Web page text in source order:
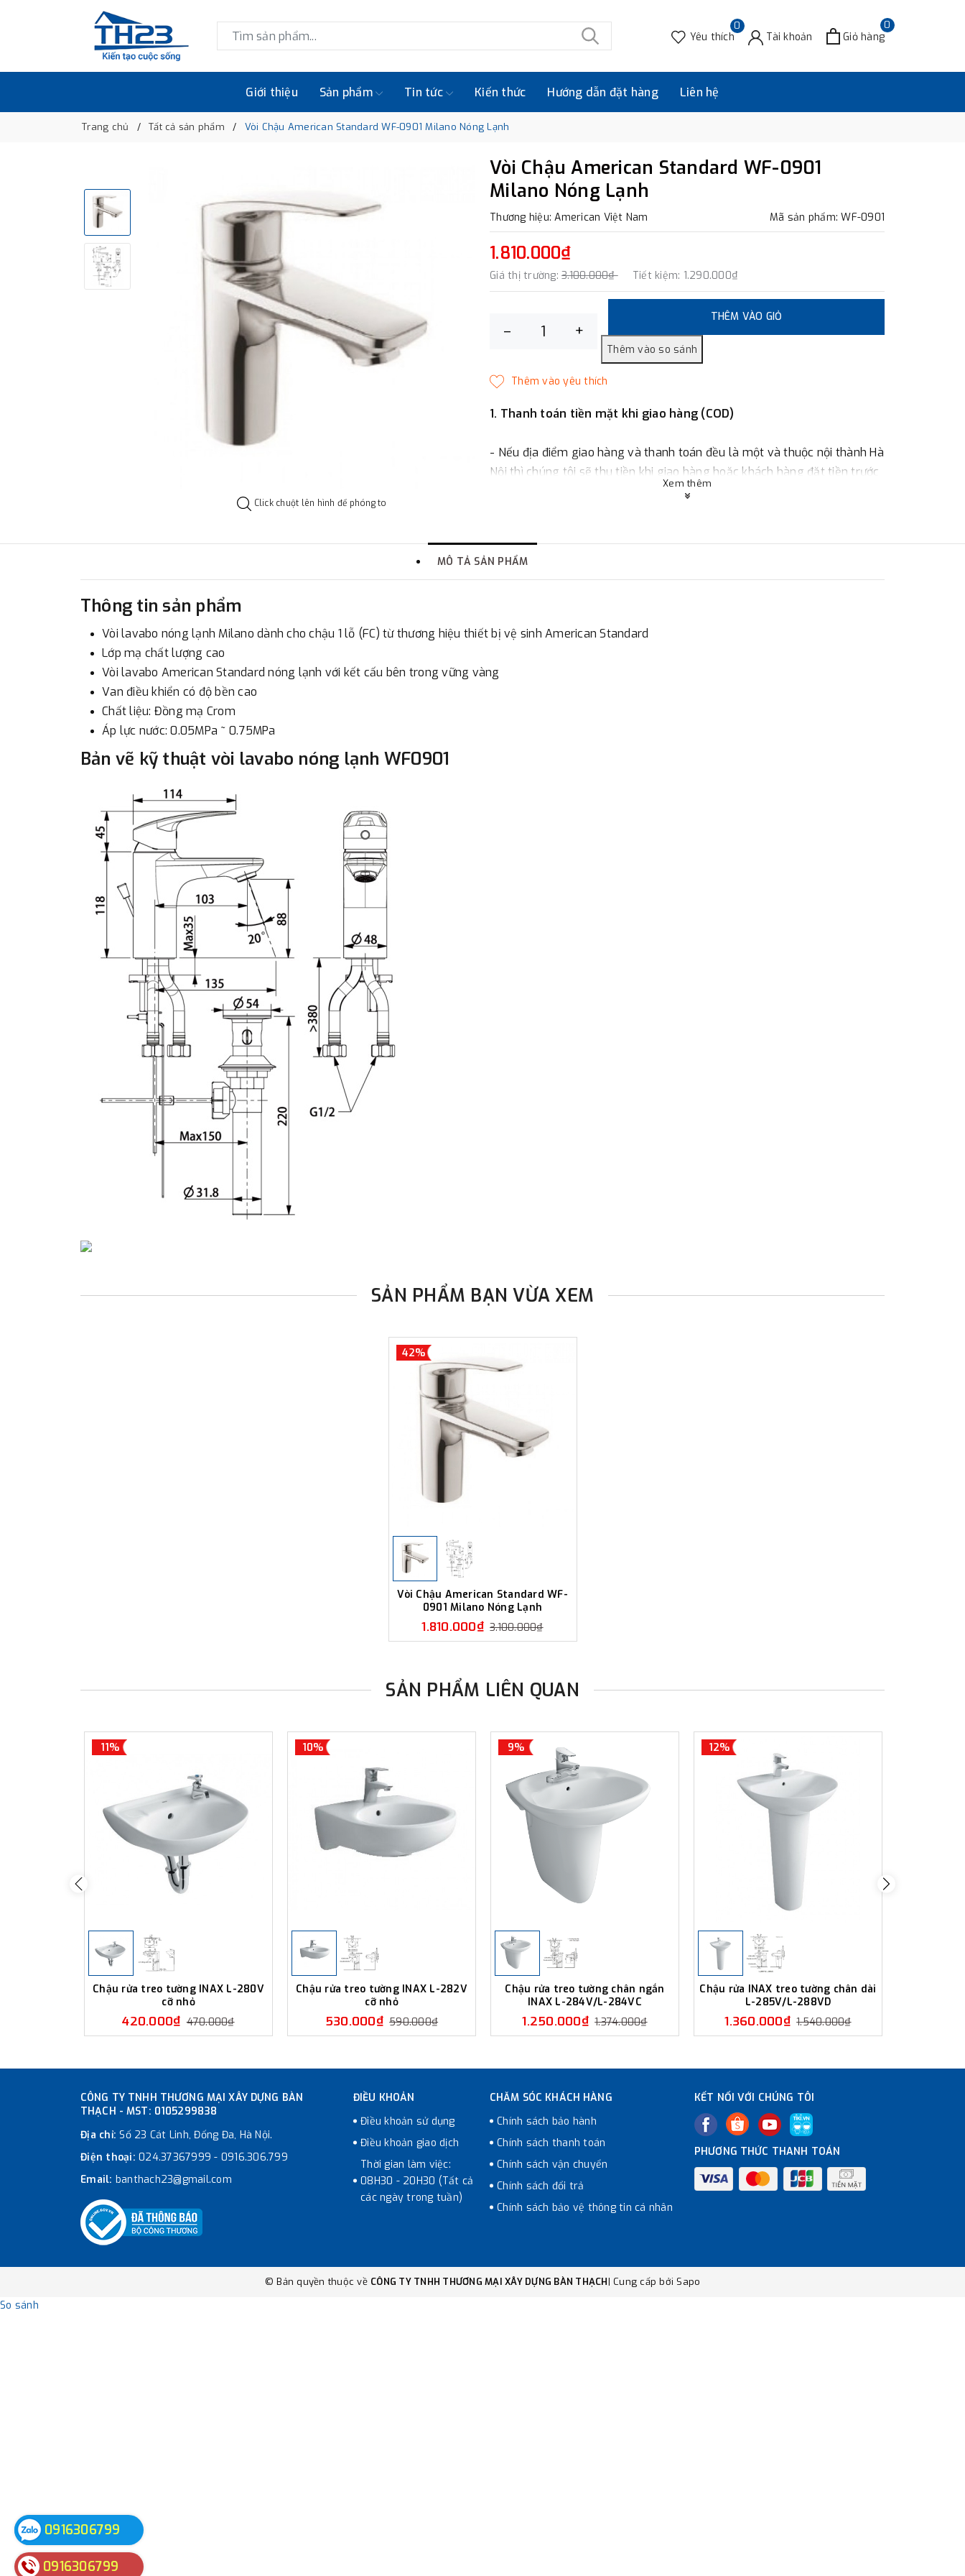
0
Yêu thích Tài khoản
0
Giỏ hàng
Giới thiệu Sản phẩm Tin tức Kiến thức Hướng dẫn đặt hàng Liên hệ
Trang chủ Tất cả sản phẩm Vòi Chậu American Standard WF-0901 Milano Nóng Lạnh
Click chuột lên hình để phóng to
Vòi Chậu American Standard WF-0901
Milano Nóng Lạnh
Thương hiệu: American Việt Nam Mã sản phẩm: WF-0901
1.810.000₫
Giá thị trường: 3.100.000₫ Tiết kiệm: 1.290.000₫
– +
THÊM VÀO GIỎ
1. Thanh toán tiền mặt khi giao hàng (COD)
- Nếu địa điểm giao hàng và thanh toán đều là một và thuộc nội thành Hà
Nội thì chúng tôi sẽ thu tiền khi giao hàng hoặc khách hàng đặt tiền trước
một phần giá trị đơn hàng tùy thuộc vào đơn hàng.
- Showroom Thanh Hương
3. Chuyển khoản qua ngân hàng
Xem thêm
MÔ TẢ SẢN PHẨM
Thông tin sản phẩm
Vòi lavabo nóng lạnh Milano dành cho chậu 1 lỗ (FC) từ thương hiệu thiết bị vệ sinh American Standard
Lớp mạ chất lượng cao
Vòi lavabo American Standard nóng lạnh với kết cấu bên trong vững vàng
Van điều khiển có độ bền cao
Chất liệu: Đồng mạ Crom
Áp lực nước: 0.05MPa ~ 0.75MPa
Bản vẽ kỹ thuật vòi lavabo nóng lạnh WF0901
SẢN PHẨM BẠN VỪA XEM
42%
Vòi Chậu American Standard WF-
0901 Milano Nóng Lạnh
1.810.000₫ 3.100.000₫
SẢN PHẨM LIÊN QUAN
11%
Chậu rửa treo tường INAX L-280V
cỡ nhỏ
420.000₫ 470.000₫
10%
Chậu rửa treo tường INAX L-282V
cỡ nhỏ
530.000₫ 590.000₫
9%
Chậu rửa treo tường chân ngắn
INAX L-284V/L-284VC
1.250.000₫ 1.374.000₫
12%
Chậu rửa INAX treo tường chân dài
L-285V/L-288VD
1.360.000₫ 1.540.000₫
CÔNG TY TNHH THƯƠNG MẠI XÂY DỰNG BÀN
THẠCH - MST: 0105299838
Địa chỉ:Số 23 Cát Linh, Đống Đa, Hà Nội.
Điện thoại: 024.37367999 - 0916.306.799
Email: banthach23@gmail.com
ĐIỀU KHOẢN
Điều khoản sử dụng
Điều khoản giao dịch
Thời gian làm việc:
08H30 - 20H30 (Tất cả
các ngày trong tuần)
CHĂM SÓC KHÁCH HÀNG
Chính sách bảo hành
Chính sách thanh toán
Chính sách vận chuyển
Chính sách đổi trả
Chính sách bảo vệ thông tin cá nhân
KẾT NỐI VỚI CHÚNG TÔI
PHƯƠNG THỨC THANH TOÁN
© Bản quyền thuộc về CÔNG TY TNHH THƯƠNG MẠI XÂY DỰNG BÀN THẠCH| Cung cấp bởi Sapo
0916306799
0916306799
So sánh